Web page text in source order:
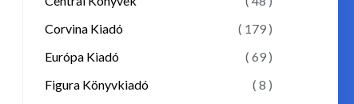
Corvina Kiadó
( 179 )
Európa Kiadó
( 69 )
Figura Könyvkiadó
( 8 )